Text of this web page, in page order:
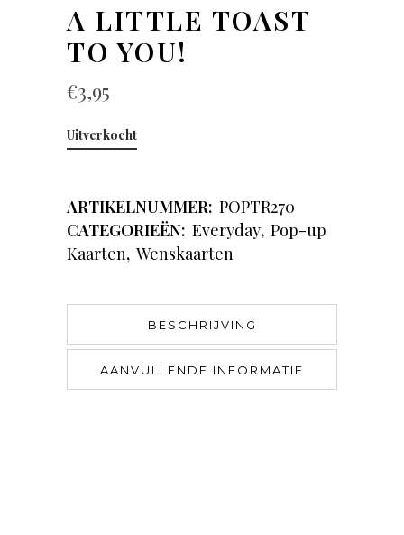
A LITTLE TOAST
TO YOU!
€3,95
Uitverkocht
ARTIKELNUMMER: POPTR270
CATEGORIEËN: Everyday, Pop-up
Kaarten, Wenskaarten
BESCHRIJVING
AANVULLENDE INFORMATIE